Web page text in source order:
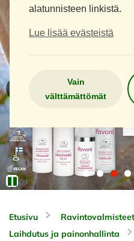
alatunnisteen linkistä.
Lue lisää evästeistä
Vain
välttämättömät
Etusivu
Laihdutus ja painonhallinta